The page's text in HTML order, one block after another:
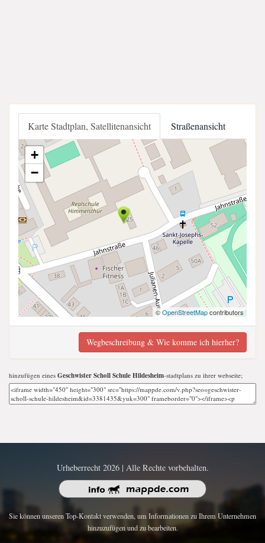
Karte Stadtplan, Satellitenansicht Straßenansicht
+
−
©OpenStreetMapcontributors
Wegbeschreibung & Wie komme ich hierher?
hinzufügen eines Geschwister Scholl Schule Hildesheim-stadtplans zu ihrer webseite;
Urheberrecht 2026 | Alle Rechte vorbehalten.
Sie können unseren Top-Kontakt verwenden, um Informationen zu Ihrem Unternehmen
hinzuzufügen und zu bearbeiten.